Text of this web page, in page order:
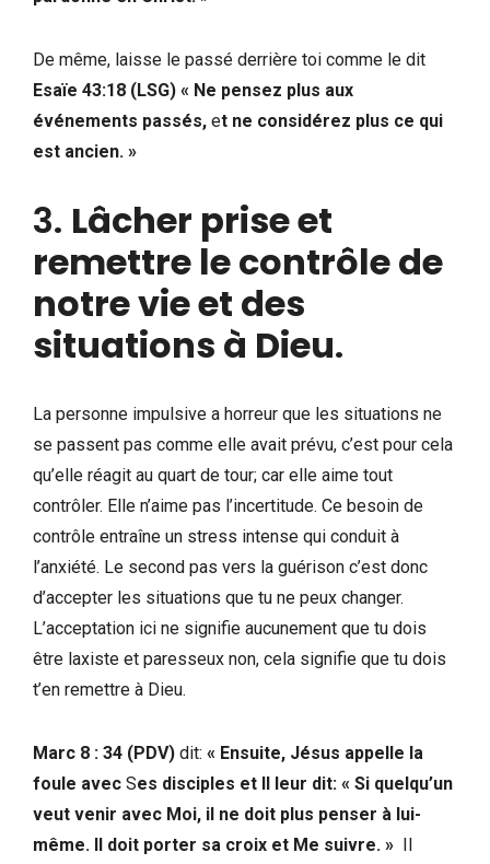
De même, laisse le passé derrière toi comme le dit
Esaïe 43:18 (LSG) « Ne pensez plus aux
événements passés, et ne considérez plus ce qui
est ancien. »
3. Lâcher prise et
remettre le contrôle de
notre vie et des
situations à Dieu.
La personne impulsive a horreur que les situations ne
se passent pas comme elle avait prévu, c’est pour cela
qu’elle réagit au quart de tour; car elle aime tout
contrôler. Elle n’aime pas l’incertitude. Ce besoin de
contrôle entraîne un stress intense qui conduit à
l’anxiété. Le second pas vers la guérison c’est donc
d’accepter les situations que tu ne peux changer.
L’acceptation ici ne signifie aucunement que tu dois
être laxiste et paresseux non, cela signifie que tu dois
t’en remettre à Dieu.
Marc 8 : 34 (PDV) dit: « Ensuite, Jésus appelle la
foule avec Ses disciples et Il leur dit: « Si quelqu’un
veut venir avec Moi, il ne doit plus penser à lui-
même. Il doit porter sa croix et Me suivre. » Il